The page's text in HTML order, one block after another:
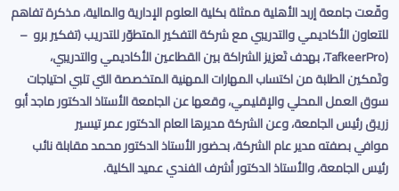
وقّعت جامعة إربد الأهلية ممثلة بكلية العلوم الإدارية والمالية، مذكرة تفاهم
للتعاون الأكاديمي والتدريبي مع شركة التفكير المتطوّر للتدريب(تفكير برو –
(TafkeerPro
، بهدف تَعزيز الشراكة بين القطاعين الأكاديمي والتدريبي،
وتَمكين الطلبة من اكتساب المهارات المهنية المتخصصة التي تلبي احتياجات
سوق العمل المحلي والإقليمي، وقعها عن الجامعة الأستاذ الدكتور ماجد أبو
زريق رئيس الجامعة، وعن الشركة مديرها العام الدكتور عمر تيسير
موافيبصفته مدير عام الشركة، بحضور الأستاذ الدكتور محمد مقابلة نائب
رئيس الجامعة، والأستاذ الدكتور أشرف الفندي عميد الكلية.